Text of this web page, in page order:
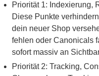
Priorität 1: Indexierung,
Diese Punkte
dein neuer Shop
fehlen oder Canonicals
sofort massiv an
Priorität 2: Tracking,